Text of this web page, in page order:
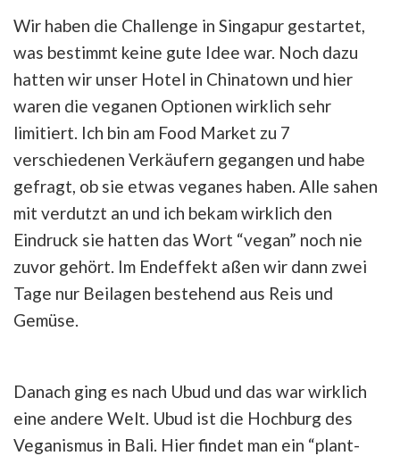
Wir haben die Challenge in Singapur gestartet,
was bestimmt keine gute Idee war. Noch dazu
hatten wir unser Hotel in Chinatown und hier
waren die veganen Optionen wirklich sehr
limitiert. Ich bin am Food Market zu 7
verschiedenen Verkäufern gegangen und habe
gefragt, ob sie etwas veganes haben. Alle sahen
mit verdutzt an und ich bekam wirklich den
Eindruck sie hatten das Wort “vegan” noch nie
zuvor gehört. Im Endeffekt aßen wir dann zwei
Tage nur Beilagen bestehend aus Reis und
Gemüse.
Danach ging es nach Ubud und das war wirklich
eine andere Welt. Ubud ist die Hochburg des
Veganismus in Bali. Hier findet man ein “plant-